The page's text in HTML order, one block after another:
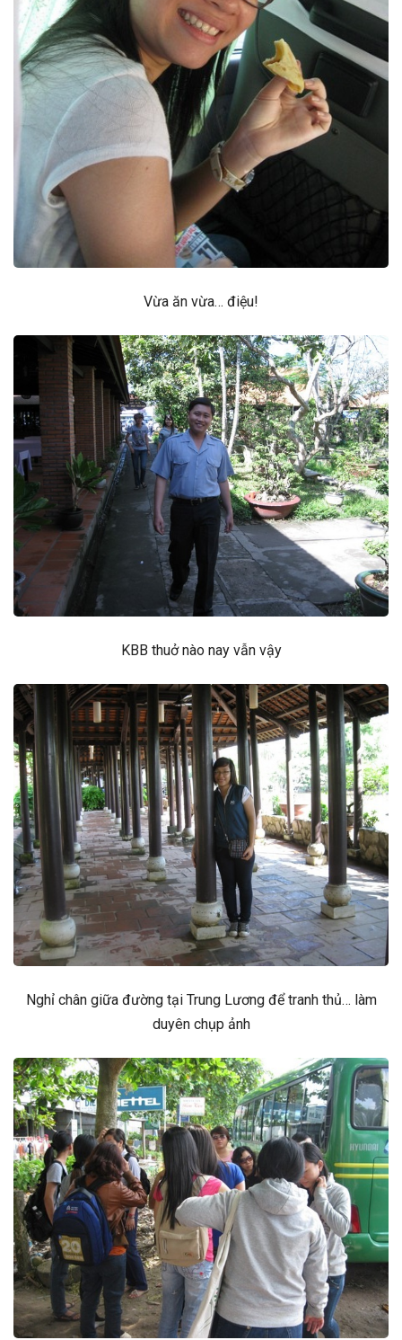
Vừa ăn vừa… điệu!
KBB thuở nào nay vẫn vậy
Nghỉ chân giữa đường tại Trung Lương để tranh thủ… làm
duyên chụp ảnh